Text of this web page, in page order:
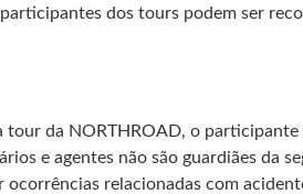
dos tours podem ser
da NORTHROAD, o
e agentes não são guardiães da
relacionadas com